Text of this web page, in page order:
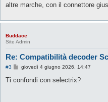
o
altre marche, con il connettore
Buddace
Site Admin
Re: Compatibilità decoder
#3
M
s
giovedì 4 giugno 2026, 14:47
Ti confondi con selectrix?